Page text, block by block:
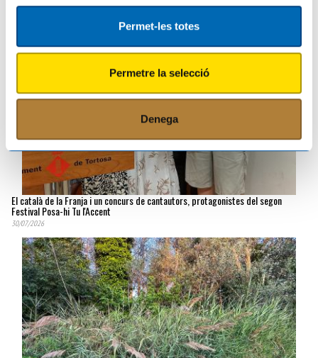
Permet-les totes
Permetre la selecció
Denega
El català de la Franja i un concurs de cantautors, protagonistes del segon
Festival Posa-hi Tu l'Accent
30/07/2026